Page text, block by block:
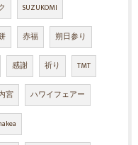
SUZUKOMI
赤福 朔日参り
感謝 祈り TMT
宮 ハワイフェアー